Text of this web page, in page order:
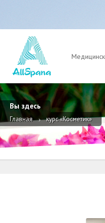
Вы здесь
Главная курс «Косметик»